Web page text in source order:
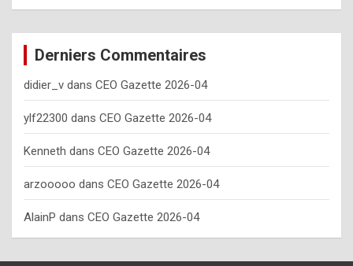
e
y
o
u
s
h
o
Derniers Commentaires
didier_v dans CEO Gazette 2026-04
ylf22300 dans CEO Gazette 2026-04
Kenneth dans CEO Gazette 2026-04
arzooooo dans CEO Gazette 2026-04
AlainP dans CEO Gazette 2026-04